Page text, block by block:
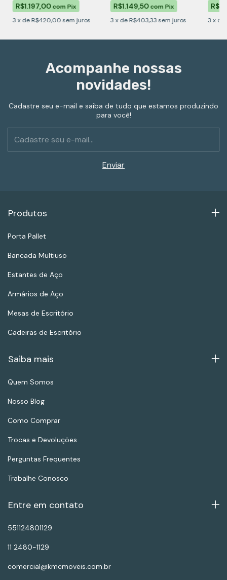
R$1.197,00com Pix
3 xdeR$420,00 sem juros
R$1.149,50com Pix
3 xdeR$403,33 sem juros 3 x de
Acompanhe nossas
novidades!
Cadastre seu e-mail e saiba de tudo que estamos produzindo
para você!
Produtos
Porta Pallet
Bancada Multiuso
Estantes de Aço
Armários de Aço
Mesas de Escritório
Cadeiras de Escritório
Saiba mais
Quem Somos
Nosso Blog
Como Comprar
Trocas e Devoluções
Perguntas Frequentes
Trabalhe Conosco
Entre em contato
551124801129
11 2480-1129
comercial@kmcmoveis.com.br